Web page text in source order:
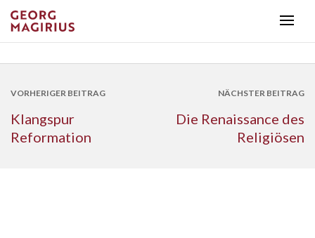
VORHERIGER BEITRAG
Klangspur
Reformation
NÄCHSTER BEITRAG
Die Renaissance des
Religiösen